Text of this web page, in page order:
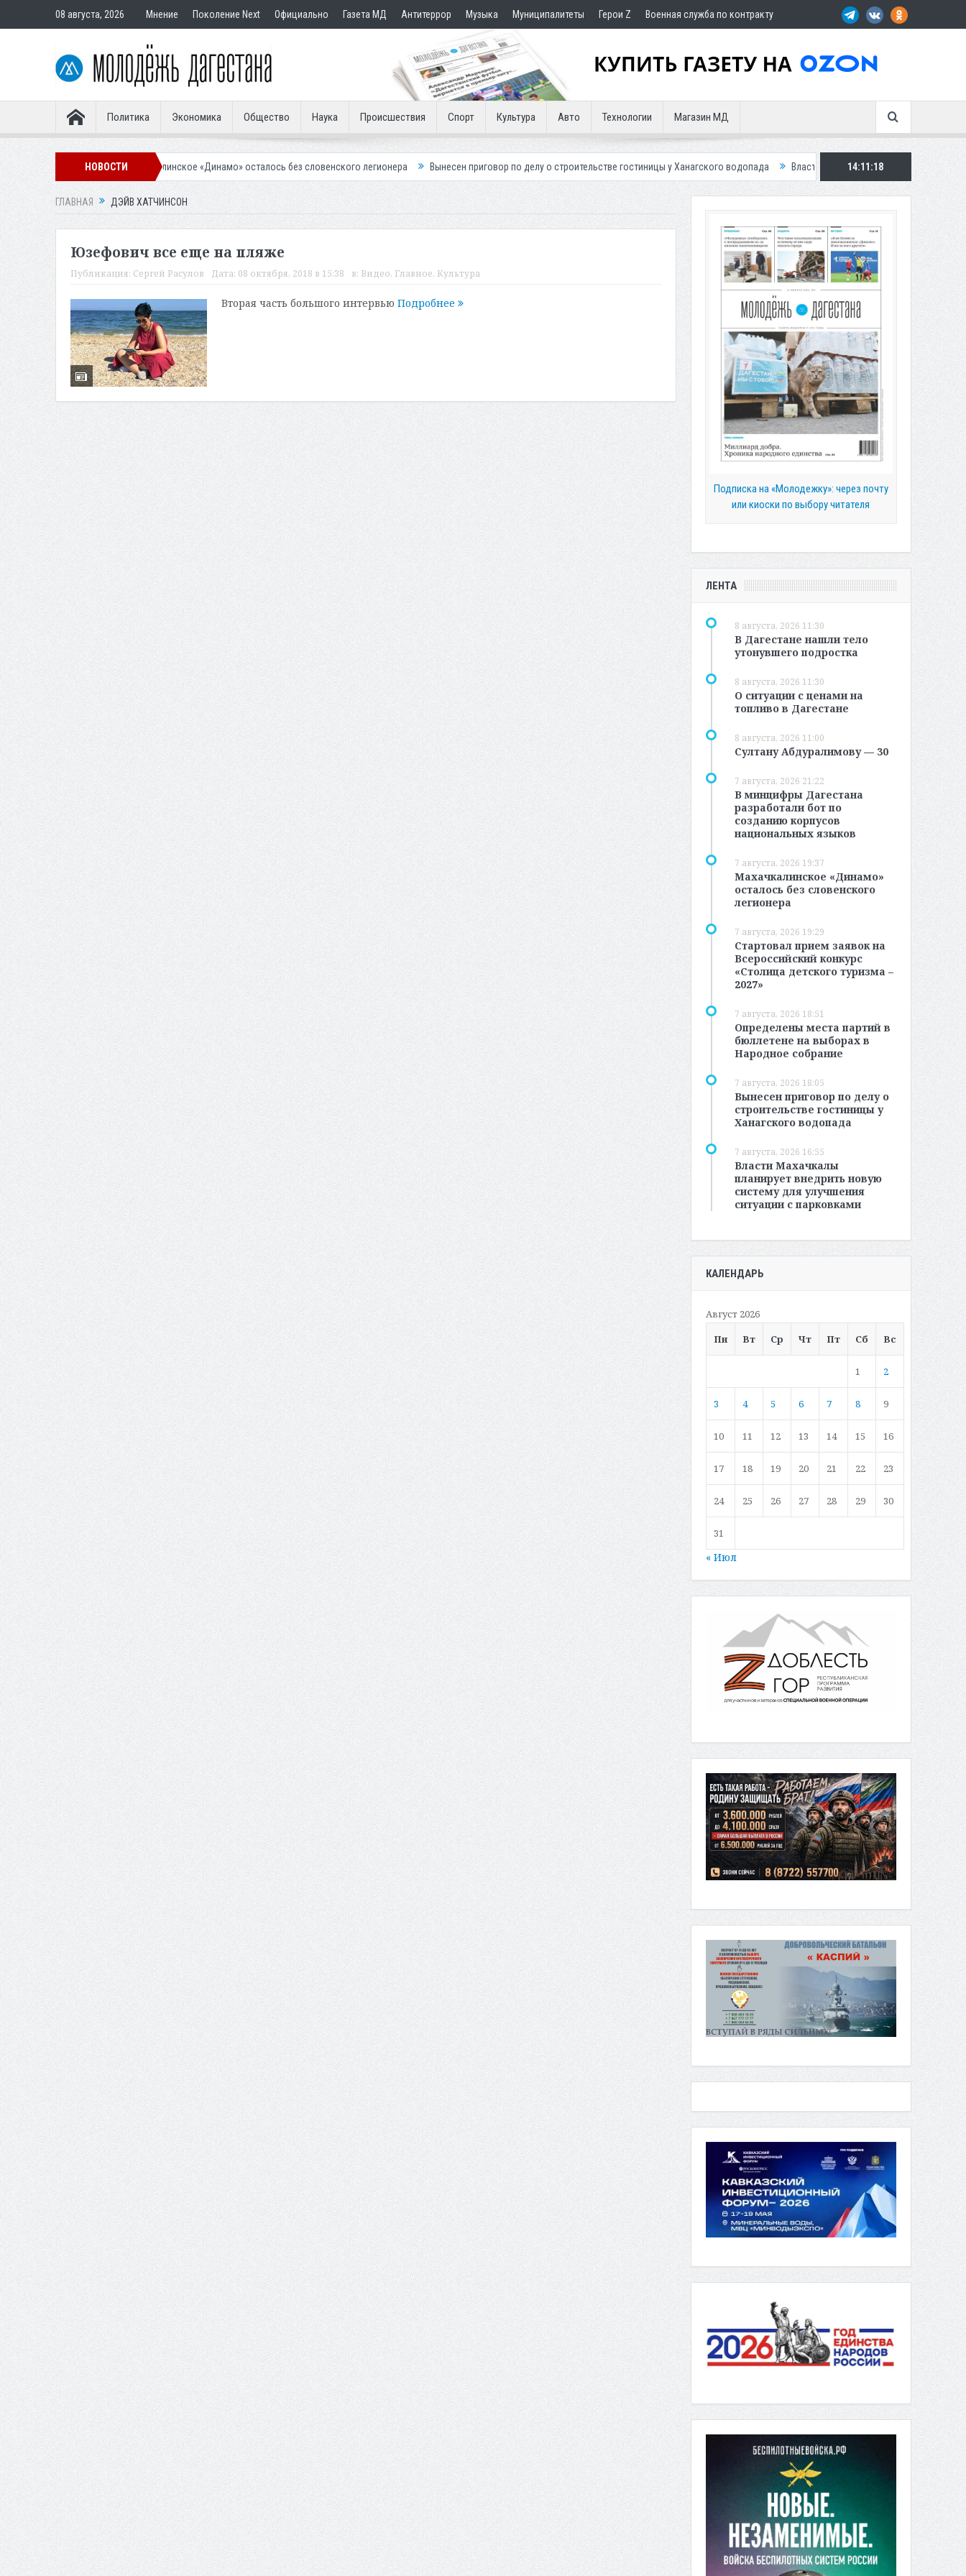
08 августа, 2026 Мнение Поколение Next Официально Газета МД Антитеррор Музыка Муниципалитеты Герои Z Военная служба по контракту
Политика Экономика Общество Наука Происшествия Спорт Культура Авто Технологии Магазин МД
НОВОСТИ
Махачкалинское «Динамо» осталось без словенского легионера Вынесен приговор по делу о строительстве гостиницы у Ханагского водопада Власти Махачкалы планирует внедрить новую
14:11:20
ГЛАВНАЯ ДЭЙВ ХАТЧИНСОН
Юзефович все еще на пляже
Публикация: Сергей Расулов Дата: 08 октября, 2018 в 15:38 в: Видео, Главное, Культура
Вторая часть большого интервью Подробнее
Подписка на «Молодежку»: через почту
или киоски по выбору читателя
ЛЕНТА
8 августа, 2026 11:30
В Дагестане нашли тело
утонувшего подростка
8 августа, 2026 11:30
О ситуации с ценами на
топливо в Дагестане
8 августа, 2026 11:00
Султану Абдуралимову — 30
7 августа, 2026 21:22
В минцифры Дагестана
разработали бот по
созданию корпусов
национальных языков
7 августа, 2026 19:37
Махачкалинское «Динамо»
осталось без словенского
легионера
7 августа, 2026 19:29
Стартовал прием заявок на
Всероссийский конкурс
«Столица детского туризма –
2027»
7 августа, 2026 18:51
Определены места партий в
бюллетене на выборах в
Народное собрание
7 августа, 2026 18:05
Вынесен приговор по делу о
строительстве гостиницы у
Ханагского водопада
7 августа, 2026 16:55
Власти Махачкалы
планирует внедрить новую
систему для улучшения
ситуации с парковками
КАЛЕНДАРЬ
Август 2026
Пн
Вт Ср Чт Пт Сб Вс
1 2
3 4 5 6 7 8 9
10 11 12 13 14 15 16
17 18 19 20 21 22 23
24 25 26 27 28 29 30
31
« Июл